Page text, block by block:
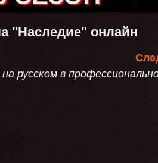
"Наследие" онлайн
русском в